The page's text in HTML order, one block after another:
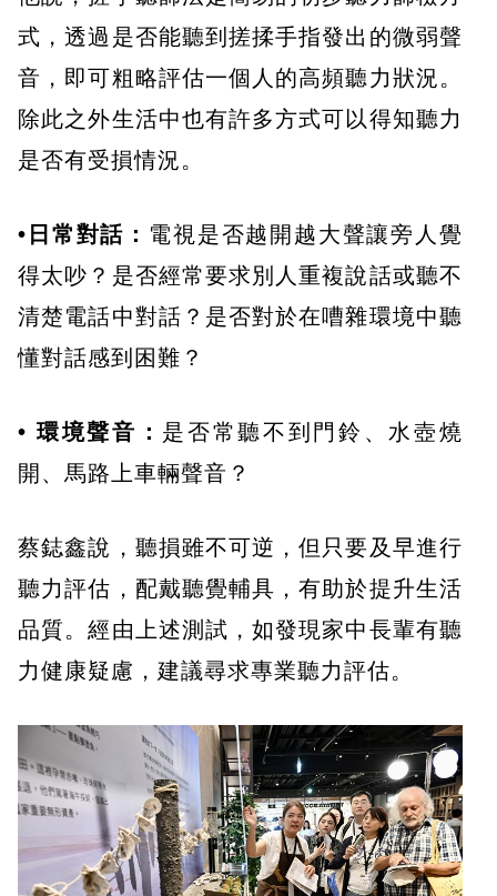
式，透過是否能聽到搓揉手指發出的微弱聲
音，即可粗略評估一個人的高頻聽力狀況。
除此之外生活中也有許多方式可以得知聽力
是否有受損情況。
•日常對話： 電視是否越開越大聲讓旁人覺
得太吵？是否經常要求別人重複說話或聽不
清楚電話中對話？是否對於在嘈雜環境中聽
懂對話感到困難？
• 環境聲音： 是否常聽不到門鈴、水壺燒
開、馬路上車輛聲音？
蔡鋕鑫說，聽損雖不可逆，但只要及早進行
聽力評估，配戴聽覺輔具，有助於提升生活
品質。經由上述測試，如發現家中長輩有聽
力健康疑慮，建議尋求專業聽力評估。